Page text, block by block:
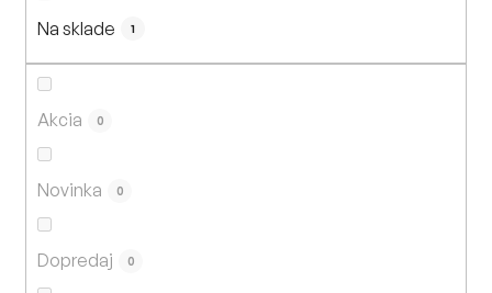
Na sklade 1
Akcia 0
Novinka 0
Dopredaj 0